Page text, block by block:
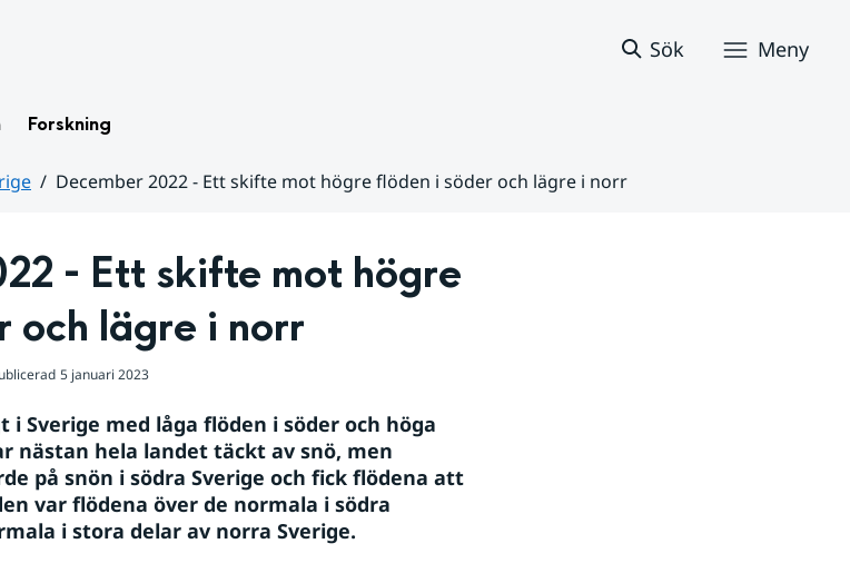
Sök Meny
Forskning
December 2022 - Ett skifte mot högre flöden i söder och lägre i norr
- Ett skifte mot högre
och lägre i norr
5 januari 2023
Sverige med låga flöden i söder och höga
nästan hela landet täckt av snö, men
på snön i södra Sverige och fick flödena att
var flödena över de normala i södra
i stora delar av norra Sverige.